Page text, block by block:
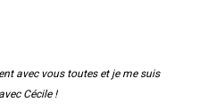
avec vous toutes et je me suis
Cécile !